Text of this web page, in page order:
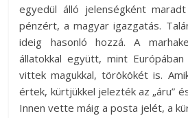
egyedül álló jelenségként
pénzért, a magyar igazgatás.
ideig hasonló hozzá. A
állatokkal együtt, mint
vittek magukkal, törökökét is.
értek, kürtjükkel jelezték az „áru”
Innen vette máig a posta jelét, a